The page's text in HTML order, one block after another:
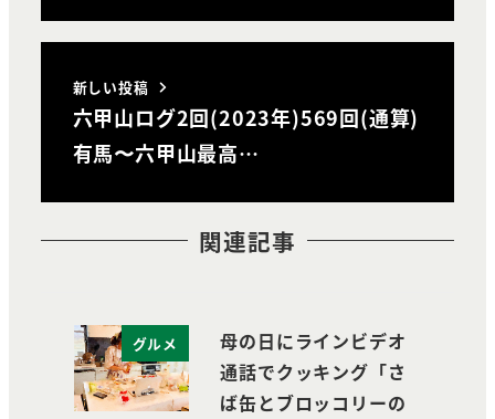
新しい投稿
六甲山ログ2回(2023年)569回(通算)
有馬〜六甲山最高…
関連記事
グルメ
母の日にラインビデオ
通話でクッキング「さ
ば缶とブロッコリーの